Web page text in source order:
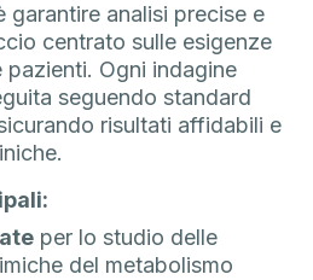
garantire analisi precise e
centrato sulle esigenze
Ogni indagine
seguendo standard
risultati affidabili e
per lo studio delle
del metabolismo